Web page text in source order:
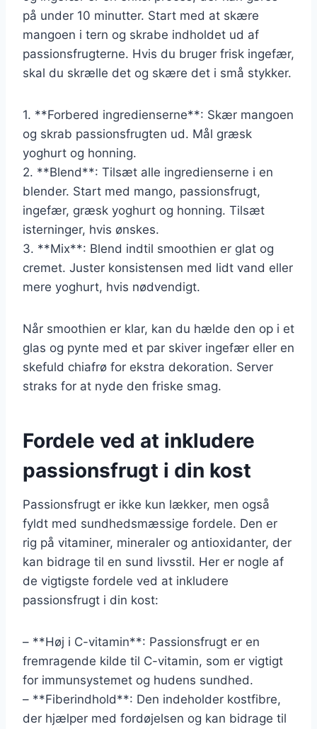
på under 10 minutter. Start med at skære
mangoen i tern og skrabe indholdet ud af
passionsfrugterne. Hvis du bruger frisk ingefær,
skal du skrælle det og skære det i små stykker.
1. **Forbered ingredienserne**: Skær mangoen
og skrab passionsfrugten ud. Mål græsk
yoghurt og honning.
2. **Blend**: Tilsæt alle ingredienserne i en
blender. Start med mango, passionsfrugt,
ingefær, græsk yoghurt og honning. Tilsæt
isterninger, hvis ønskes.
3. **Mix**: Blend indtil smoothien er glat og
cremet. Juster konsistensen med lidt vand eller
mere yoghurt, hvis nødvendigt.
Når smoothien er klar, kan du hælde den op i et
glas og pynte med et par skiver ingefær eller en
skefuld chiafrø for ekstra dekoration. Server
straks for at nyde den friske smag.
Fordele ved at inkludere
passionsfrugt i din kost
Passionsfrugt er ikke kun lækker, men også
fyldt med sundhedsmæssige fordele. Den er
rig på vitaminer, mineraler og antioxidanter, der
kan bidrage til en sund livsstil. Her er nogle af
de vigtigste fordele ved at inkludere
passionsfrugt i din kost:
– **Høj i C-vitamin**: Passionsfrugt er en
fremragende kilde til C-vitamin, som er vigtigt
for immunsystemet og hudens sundhed.
– **Fiberindhold**: Den indeholder kostfibre,
der hjælper med fordøjelsen og kan bidrage til